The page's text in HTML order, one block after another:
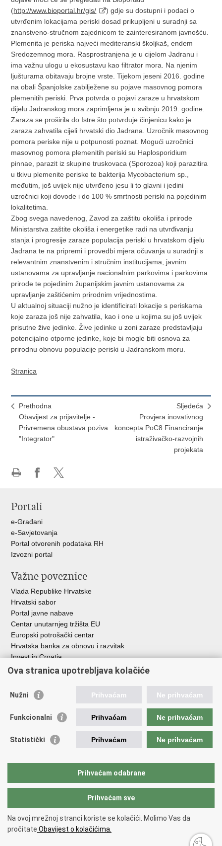
(http://www.bioportal.hr/gis/
) gdje su dostupni i podaci o
utvrđenim lokacijama periski dosad prikupljeni u suradnji sa
znanstveno-stručnom zajednicom te zainteresiranom javnošću.
Plemenita je periska najveći mediteranski školjkaš, endem
Sredozemnog mora. Rasprostranjena je u cijelom Jadranu i
ima važnu ulogu u ekosustavu kao filtrator mora. Na njenim
ljušturama obitavaju brojne vrste. Tijekom jeseni 2016. godine
na obali Španjolske zabilježene su pojave masovnog pomora
plemenitih periski. Prva potvrda o pojavi zaraze u hrvatskom
dijelu Jadranskog mora zaprimljena je u svibnju 2019. godine.
Zaraza se proširila do Istre što potvrđuje činjenicu kako je
zaraza zahvatila cijeli hrvatski dio Jadrana. Uzročnik masovnog
pomora periske nije u potpunosti poznat. Mogući uzročnici
masovnog pomora plemenitih periski su Haplosporidium
pinnae, parazit iz skupine truskovaca (Sporozoa) koji parazitira
u tkivu plemenite periske te bakterija Mycobacterium sp.,
međutim, još uvijek nije utvrđeno jesu li to glavni i jedini
uzročnici koji dovode i do 100 % smrtnosti periski na pojedinim
lokalitetima.
Zbog svega navedenog, Zavod za zaštitu okoliša i prirode
Ministarstva zaštite okoliša i energetike radi na utvrđivanju
stanja i progresije zaraze populacija periski u hrvatskom dijelu
Jadrana te na pripremi i provedbi mjera očuvanja u suradnji s
relevantnim znanstvenim i stručnim institucijama, javnim
ustanovama za upravljanje nacionalnim parkovima i parkovima
prirode te pojedinim županijskim javnim ustanovama za
upravljanje zaštićenim prirodnim vrijednostima.
U aktualnoj situaciji nužno je identificirati lokacije s periskama
koje zaraza još nije zahvatila, kao i one u kojima su još uvijek
prisutne žive jedinke. Žive jedinke u zoni zaraze predstavljaju
potencijalno otporne jedinke, koje bi mogle biti osnova za
prirodnu obnovu populacije periski u Jadranskom moru.
Stranica
Prethodna
Obavijest za prijavitelje -
Privremena obustava poziva
"Integrator"
Sljedeća
Provjera inovativnog
koncepta PoC8 Financiranje
istraživačko-razvojnih
projekata
Facebooku
Portali
e-Građani
e-Savjetovanja
Portal otvorenih podataka RH
Izvozni portal
Važne poveznice
Vlada Republike Hrvatske
Hrvatski sabor
Portal javne nabave
Centar unutarnjeg tržišta EU
Europski potrošački centar
Hrvatska banka za obnovu i razvitak
Invest in Croatia
Europska banka za obnovu i razvoj
Središnja agencija za financiranje i ugovaranje
Institucije i javne ustanove u nadležnosti
Ministarstva
Agencija za ugljikovodike
Hrvatska agencija za malo gospodarstvo, inovacije i investicije
Državni zavod za mjeriteljstvo
Povratak na vrh
Copyright © 2026 Ministarstvo gospodarstva /
Izjava o pristupačnosti.
Ova stranica upotrebljava kolačiće
Nužni Prihvaćam Ne prihvaćam
Funkcionalni Prihvaćam Ne prihvaćam
Statistički Prihvaćam Ne prihvaćam
Prihvaćam odabrane
Prihvaćam sve
Na ovoj mrežnoj stranci koriste se kolačići. Molimo Vas da
pročitate Obavijest o kolačićima.